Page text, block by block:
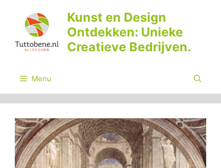
inhoud
Kunst en Design
Ontdekken: Unieke
Creatieve Bedrijven.
Menu